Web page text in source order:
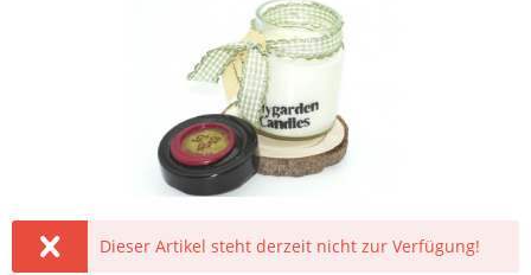
Dieser Artikel steht derzeit nicht zur Verfügung!